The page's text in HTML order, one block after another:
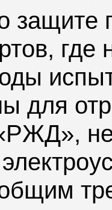
защите
для